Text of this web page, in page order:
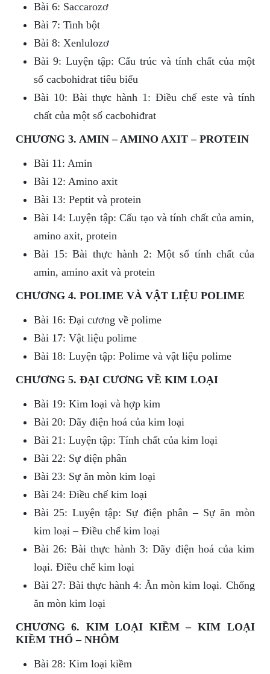
Bài 6: Saccarozơ
Bài 7: Tinh bột
Bài 8: Xenlulozơ
Bài 9: Luyện tập: Cấu trúc và tính chất của một
số cacbohiđrat tiêu biểu
Bài 10: Bài thực hành 1: Điều chế este và tính
chất của một số cacbohiđrat
CHƯƠNG 3. AMIN – AMINO AXIT – PROTEIN
Bài 11: Amin
Bài 12: Amino axit
Bài 13: Peptit và protein
Bài 14: Luyện tập: Cấu tạo và tính chất của amin,
amino axit, protein
Bài 15: Bài thực hành 2: Một số tính chất của
amin, amino axit và protein
CHƯƠNG 4. POLIME VÀ VẬT LIỆU POLIME
Bài 16: Đại cương về polime
Bài 17: Vật liệu polime
Bài 18: Luyện tập: Polime và vật liệu polime
CHƯƠNG 5. ĐẠI CƯƠNG VỀ KIM LOẠI
Bài 19: Kim loại và hợp kim
Bài 20: Dãy điện hoá của kim loại
Bài 21: Luyện tập: Tính chất của kim loại
Bài 22: Sự điện phân
Bài 23: Sự ăn mòn kim loại
Bài 24: Điều chế kim loại
Bài 25: Luyện tập: Sự điện phân – Sự ăn mòn
kim loại – Điều chế kim loại
Bài 26: Bài thực hành 3: Dãy điện hoá của kim
loại. Điều chế kim loại
Bài 27: Bài thực hành 4: Ăn mòn kim loại. Chống
ăn mòn kim loại
CHƯƠNG 6. KIM LOẠI KIỀM – KIM LOẠI
KIỀM THỔ – NHÔM
Bài 28: Kim loại kiềm